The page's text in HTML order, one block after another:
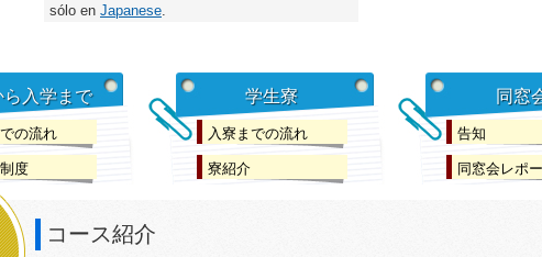
sólo en Japanese.
ら入学まで
の流れ
度
学生寮
入寮までの流れ
寮紹介
同窓
告知
同窓会レポ
コース紹介